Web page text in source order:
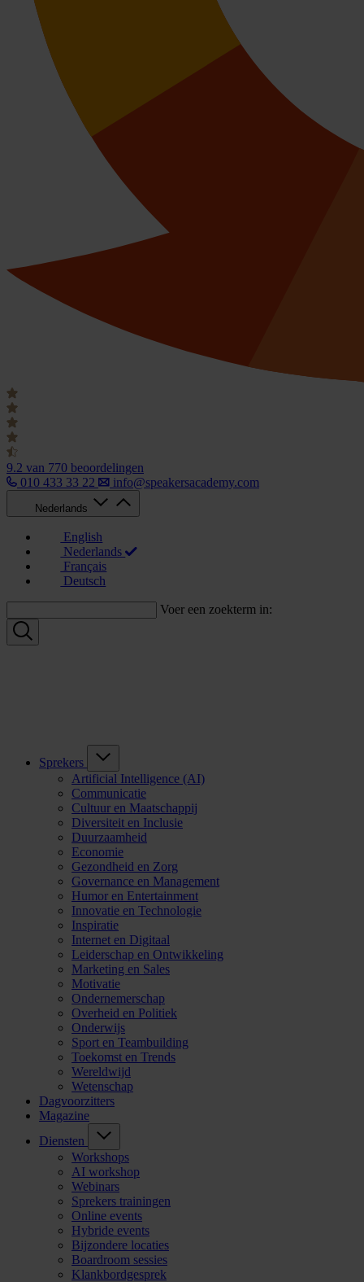
9.2 van 770 beoordelingen
010 433 33 22
info@speakersacademy.com
Nederlands
English
Nederlands
Français
Deutsch
Voer een zoekterm in:
Sprekers
Artificial Intelligence (AI)
Communicatie
Cultuur en Maatschappij
Diversiteit en Inclusie
Duurzaamheid
Economie
Gezondheid en Zorg
Governance en Management
Humor en Entertainment
Innovatie en Technologie
Inspiratie
Internet en Digitaal
Leiderschap en Ontwikkeling
Marketing en Sales
Motivatie
Ondernemerschap
Overheid en Politiek
Onderwijs
Sport en Teambuilding
Toekomst en Trends
Wereldwijd
Wetenschap
Dagvoorzitters
Magazine
Diensten
Workshops
AI workshop
Webinars
Sprekers trainingen
Online events
Hybride events
Bijzondere locaties
Boardroom sessies
Klankbordgesprek